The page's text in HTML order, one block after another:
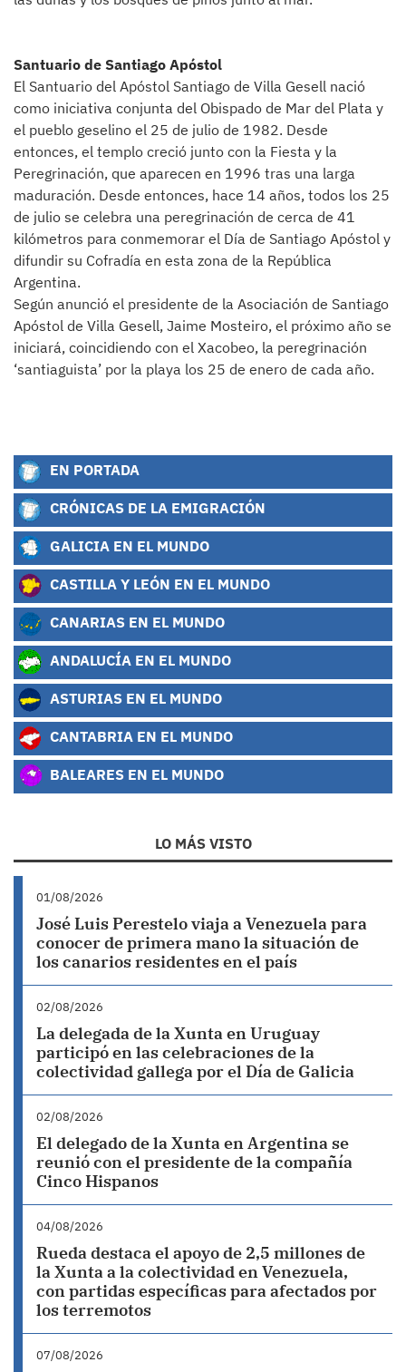
Santuario de Santiago Apóstol
El Santuario del Apóstol Santiago de Villa Gesell nació
como iniciativa conjunta del Obispado de Mar del Plata y
el pueblo geselino el 25 de julio de 1982. Desde
entonces, el templo creció junto con la Fiesta y la
Peregrinación, que aparecen en 1996 tras una larga
maduración. Desde entonces, hace 14 años, todos los 25
de julio se celebra una peregrinación de cerca de 41
kilómetros para conmemorar el Día de Santiago Apóstol y
difundir su Cofradía en esta zona de la República
Argentina.
Según anunció el presidente de la Asociación de Santiago
Apóstol de Villa Gesell, Jaime Mosteiro, el próximo año se
iniciará, coincidiendo con el Xacobeo, la peregrinación
‘santiaguista’ por la playa los 25 de enero de cada año.
EN PORTADA
CRÓNICAS DE LA EMIGRACIÓN
GALICIA EN EL MUNDO
CASTILLA Y LEÓN EN EL MUNDO
CANARIAS EN EL MUNDO
ANDALUCÍA EN EL MUNDO
ASTURIAS EN EL MUNDO
CANTABRIA EN EL MUNDO
BALEARES EN EL MUNDO
LO MÁS VISTO
01/08/2026
José Luis Perestelo viaja a Venezuela para
conocer de primera mano la situación de
los canarios residentes en el país
02/08/2026
La delegada de la Xunta en Uruguay
participó en las celebraciones de la
colectividad gallega por el Día de Galicia
02/08/2026
El delegado de la Xunta en Argentina se
reunió con el presidente de la compañía
Cinco Hispanos
04/08/2026
Rueda destaca el apoyo de 2,5 millones de
la Xunta a la colectividad en Venezuela,
con partidas específicas para afectados por
los terremotos
07/08/2026